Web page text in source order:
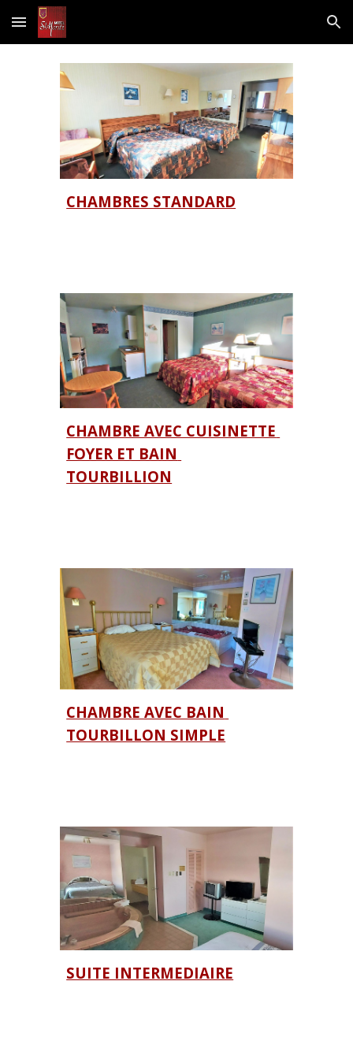
Skip to main content Skip to navigation
CHAMBRES STANDARD
CHAMBRE AVEC CUISINETTE
FOYER ET BAIN
TOURBILLION
CHAMBRE AVEC BAIN
TOURBILLON SIMPLE
SUITE INTERMEDIAIRE